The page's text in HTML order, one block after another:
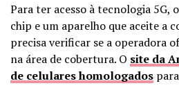
Para ter acesso à tecnologia 5G,
chip e um aparelho que aceite a
precisa verificar se a operadora
na área de cobertura. O site da
de celulares homologados